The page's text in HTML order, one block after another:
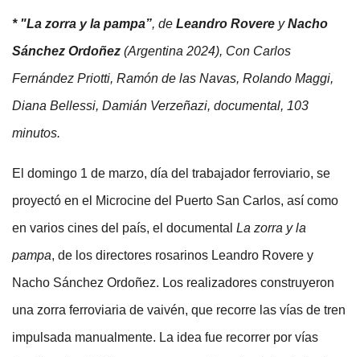
* "La zorra y la pampa”, de Leandro Rovere yNacho
Sánchez Ordoñez (Argentina 2024), Con Carlos
Fernández Priotti, Ramón de las Navas, Rolando Maggi,
Diana Bellessi, Damián Verzeñazi, documental, 103
minutos.
El domingo 1 de marzo, día del trabajador ferroviario, se
proyectó en el Microcine del Puerto San Carlos, así como
en varios cines del país, el documental La zorra y la
pampa, de los directores rosarinos Leandro Rovere y
Nacho Sánchez Ordoñez. Los realizadores construyeron
una zorra ferroviaria de vaivén, que recorre las vías de tren
impulsada manualmente. La idea fue recorrer por vías